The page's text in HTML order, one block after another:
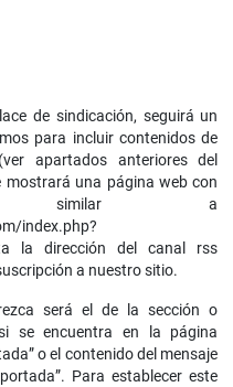
de sindicación, seguirá un
para incluir contenidos de
apartados anteriores del
mostrará una página web con
similar a
index.php?
la dirección del canal rss
a nuestro sitio.
será el de la sección o
se encuentra en la página
o el contenido del mensaje
Para establecer este